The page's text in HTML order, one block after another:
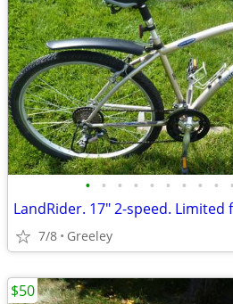
• • • • • • • • • •
LandRider. 17" 2-speed. Limited
7/8 Greeley
$50